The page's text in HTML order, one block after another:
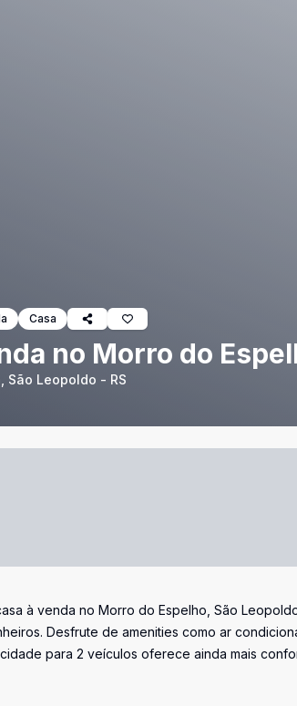
Casa
no Morro do
São Leopoldo - RS
à venda no Morro do Espelho, São
Desfrute de amenities como ar
para 2 veículos oferece ainda mais